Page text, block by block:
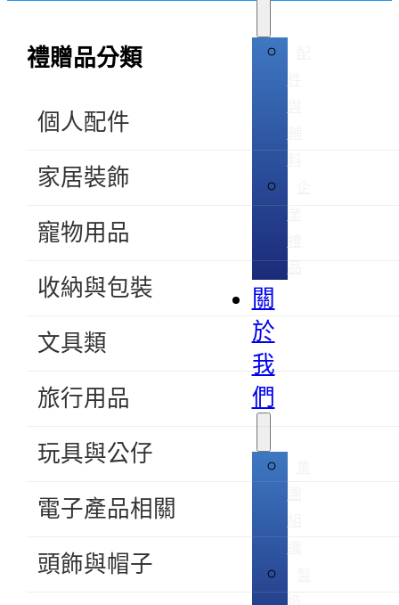
關
於
我
們
禮贈品分類
個人配件
家居裝飾
寵物用品
收納與包裝
文具類
旅行用品
玩具與公仔
電子產品相關
頭飾與帽子